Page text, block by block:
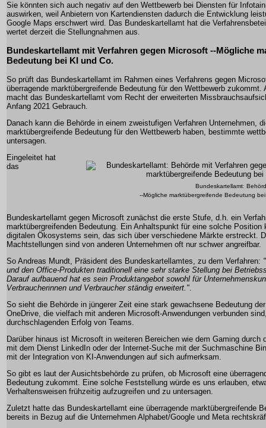
Sie könnten sich auch negativ auf den Wettbewerb bei Diensten für
auswirken, weil Anbietern von Kartendiensten dadurch die Entwicklung
Google Maps erschwert wird. Das Bundeskartellamt hat die
wertet derzeit die Stellungnahmen aus.
Bundeskartellamt mit Verfahren gegen Microsoft --Mögliche
Bedeutung bei KI und Co.
So prüft das Bundeskartellamt im Rahmen eines Verfahrens gegen
überragende marktübergreifende Bedeutung für den Wettbewerb zukommt.
macht das Bundeskartellamt vom Recht der erweiterten
Anfang 2021 Gebrauch.
Danach kann die Behörde in einem zweistufigen Verfahren Unternehmen,
marktübergreifende Bedeutung für den Wettbewerb haben, bestimmte
untersagen.
Bundeskartellamt:
--Mögliche marktübergreifende Bedeutung
Eingeleitet hat
das
Bundeskartellamt gegen Microsoft zunächst die erste Stufe, d.h. ein
marktübergreifenden Bedeutung. Ein Anhaltspunkt für eine solche Position
digitalen Ökosystems sein, das sich über verschiedene Märkte erstreckt.
Machtstellungen sind von anderen Unternehmen oft nur schwer angreifbar.
So Andreas Mundt, Präsident des Bundeskartellamtes, zu dem Verfahren:
und den Office-Produkten traditionell eine sehr starke Stellung bei
Darauf aufbauend hat es sein Produktangebot sowohl für
Verbraucherinnen und Verbraucher ständig erweitert."
So sieht die Behörde in jüngerer Zeit eine stark gewachsene Bedeutung
OneDrive, die vielfach mit anderen Microsoft-Anwendungen verbunden
durchschlagenden Erfolg von Teams.
Darüber hinaus ist Microsoft in weiteren Bereichen wie dem Gaming durch
mit dem Dienst LinkedIn oder der Internet-Suche mit der Suchmaschine
mit der Integration von KI-Anwendungen auf sich aufmerksam.
So gibt es laut der Ausichtsbehörde zu prüfen, ob Microsoft eine
Bedeutung zukommt. Eine solche Feststellung würde es uns erlauben,
Verhaltensweisen frühzeitig aufzugreifen und zu untersagen.
Zuletzt hatte das Bundeskartellamt eine überragende marktübergreifende
bereits in Bezug auf die Unternehmen Alphabet/Google und Meta